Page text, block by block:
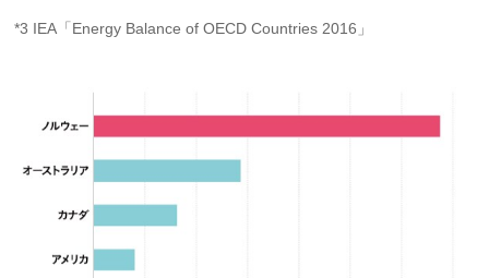
*3 IEA「Energy Balance of OECD Countries 2016」